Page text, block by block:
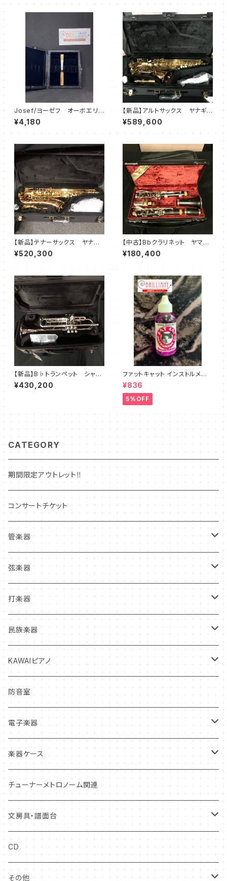
Josef/ヨーゼフ オーボエリ
ード
¥4,180
【新品】アルトサックス ヤナギサ
ワ A-WO20
¥589,600
【新品】テナーサックス ヤナギ
サワ T-WO2
¥520,300
【中古】Bbクラリネット ヤマ
ハ YCL-651
¥180,400
【新品】B♭トランペット シャイ
アーズ Q10S
¥430,200
ファットキャット インストルメント
オイル FAT CAT Instrument
Oil
¥836
5%OFF
CATEGORY
期間限定アウトレット‼
コンサートチケット
管楽器
管楽器新品本体
フルート
クラリネット
ユーフォニアム
チューバ
管楽器中古本体
フルート
クラリネット
ユーフォニアム
チューバ
マウスピース
クラリネット
サックス
マウスピースケース
リガチャー
リード
クラリネットリード
サックスリード
ミュート・アクセサリー
オイル・グリス
管楽器お手入れ用品
トレーニング
中古アクセサリー
弦楽器
弦楽器新品本体
ヴァイオリン
ヴィオラ
弦楽器中古本体
ヴァイオリン
ヴィオラ
弦
ヴァイオリン
ヴィオラ
松脂
弦楽器お手入れ用品
ケース
本体ケース
弓ケース
スタンド
弓
打楽器
打楽器新品本体
打楽器中古本体
マレット
スティック
ドラムヘッド
打楽器お手入れ用品
民族楽器
インディアン・フルート
オカリナ
KAWAIピアノ
アップライトピアノ
グランドピアノ
電子ピアノ
防音室
電子楽器
電子ドラム
ウィンドシンセサイザー
ケース
ソフトケース
楽器ケース
ハードケース
ソフトケース
キーボード
電子楽器
チューナーメトロノーム関連
文房具・譜面台
クリアファイル
譜面台
CD
その他